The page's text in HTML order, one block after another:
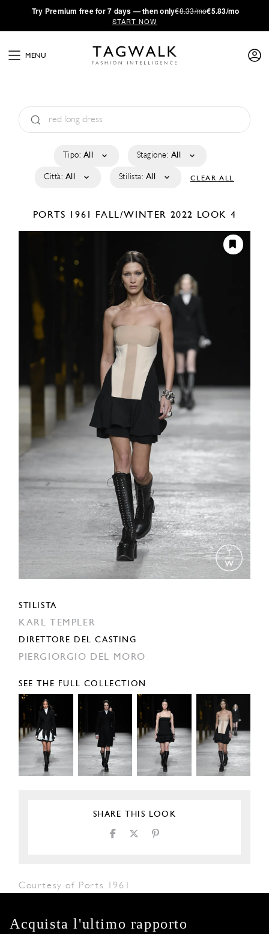
·Try Premium free for 7 days — then only€8.33/mo€5.83/mo
START NOW
MENU
Tipo: All Stagione: All
Città: All Stilista: All CLEAR ALL
PORTS 1961 FALL/WINTER 2022 LOOK 4
STILISTA
KARL TEMPLER
DIRETTORE DEL CASTING
PIERGIORGIO DEL MORO
SEE THE FULL COLLECTION
SHARE THIS LOOK
Courtesy of Ports 1961
Acquista l'ultimo rapporto